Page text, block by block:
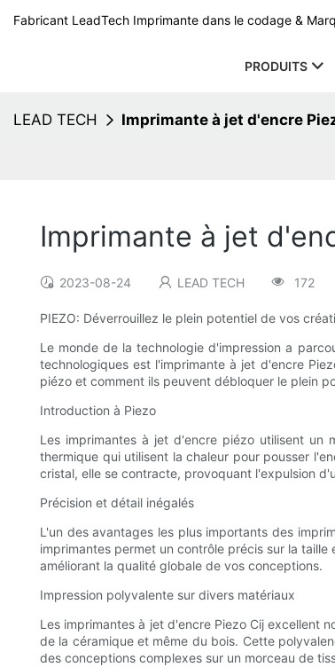
Fabricant LeadTech Imprimante dans le codage &
PRODUITS
LEAD TECH Imprimante à jet d'encre
Imprimante à jet
2023-08-24 LEAD TECH 172
PIEZO: Déverrouillez le plein potentiel de vos
Le monde de la technologie d'impression a
technologiques est l'imprimante à jet d'encre
piézo et comment ils peuvent débloquer le plein
Introduction à Piezo
Les imprimantes à jet d'encre piézo utilisent un
thermique qui utilisent la chaleur pour pousser
cristal, elle se contracte, provoquant l'expulsion
Précision et détail inégalés
L'un des avantages les plus importants des
imprimantes permet un contrôle précis sur la
améliorant la qualité globale de vos conceptions.
Impression polyvalente sur divers matériaux
Les imprimantes à jet d'encre Piezo Cij excellent
de la céramique et même du bois. Cette
des conceptions complexes sur un morceau de